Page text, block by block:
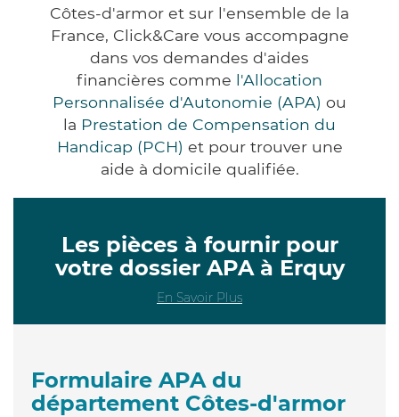
Côtes-d'armor et sur l'ensemble de la
France, Click&Care vous accompagne
dans vos demandes d'aides
financières comme l'Allocation
Personnalisée d'Autonomie (APA) ou
la Prestation de Compensation du
Handicap (PCH) et pour trouver une
aide à domicile qualifiée.
Les pièces à fournir pour
votre dossier APA à Erquy
En Savoir Plus
Formulaire APA du
département Côtes-d'armor